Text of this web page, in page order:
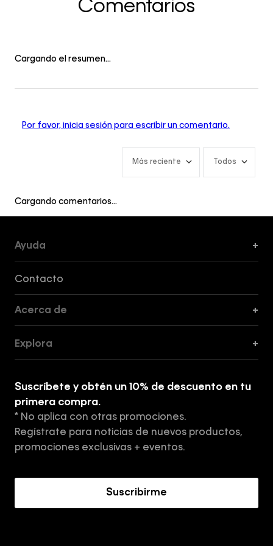
Comentarios
Cargando el resumen…
Por favor, inicia sesión para escribir un comentario.
Más reciente Todos
Cargando comentarios…
Ayuda +
Contacto
Acerca de +
Tiendas
Aviso de privacidad
Términos y Condiciones
Explora +
Suscríbete y obtén un 10% de descuento en tu
primera compra.
* No aplica con otras promociones.
Regístrate para noticias de nuevos productos,
promociones exclusivas + eventos.
Suscribirme